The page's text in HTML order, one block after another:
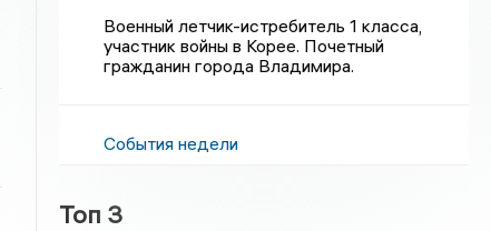
Военный летчик-истребитель 1 класса,
участник войны в Корее. Почетный
гражданин города Владимира.
События недели
Топ 3